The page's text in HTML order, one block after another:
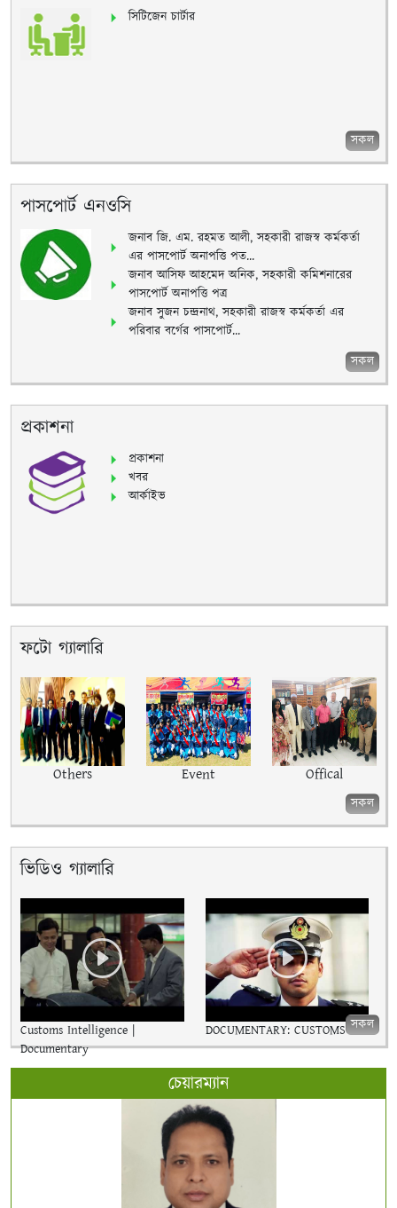
সিটিজেন চার্টার
সকল
পাসপোর্ট এনওসি
জনাব জি. এম. রহমত আলী, সহকারী রাজস্ব কর্মকর্তা
এর পাসপোর্ট অনাপত্তি পত...
জনাব আসিফ আহমেদ অনিক, সহকারী কমিশনারের
পাসপোর্ট অনাপত্তি পত্র
জনাব সুজন চন্দ্রনাথ, সহকারী রাজস্ব কর্মকর্তা এর
পরিবার বর্গের পাসপোর্ট...
সকল
প্রকাশনা
প্রকাশনা
খবর
আর্কাইভ
ফটো গ্যালারি
Others Event Offical
সকল
ভিডিও গ্যালারি
Customs Intelligence |
Documentary
DOCUMENTARY: CUSTOMS সকল
চেয়ারম্যান